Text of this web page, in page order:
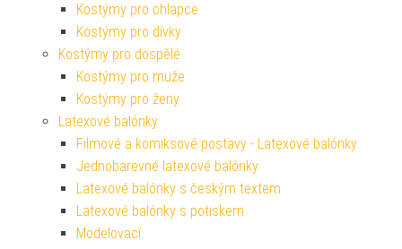
Kostýmy pro chlapce
Kostýmy pro dívky
Kostýmy pro dospělé
Kostýmy pro muže
Kostýmy pro ženy
Latexové balónky
Filmové a komiksové postavy - Latexové balónky
Jednobarevné latexové balónky
Latexové balónky s českým textem
Latexové balónky s potiskem
Modelovací